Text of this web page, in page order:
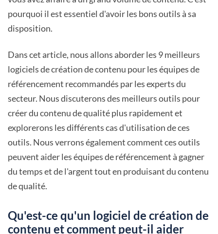
pourquoi il est essentiel d'avoir les bons outils à sa
disposition.
Dans cet article, nous allons aborder les 9 meilleurs
logiciels de création de contenu pour les équipes de
référencement recommandés par les experts du
secteur. Nous discuterons des meilleurs outils pour
créer du contenu de qualité plus rapidement et
explorerons les différents cas d'utilisation de ces
outils. Nous verrons également comment ces outils
peuvent aider les équipes de référencement à gagner
du temps et de l'argent tout en produisant du contenu
de qualité.
Qu'est-ce qu'un logiciel de création de
contenu et comment peut-il aider